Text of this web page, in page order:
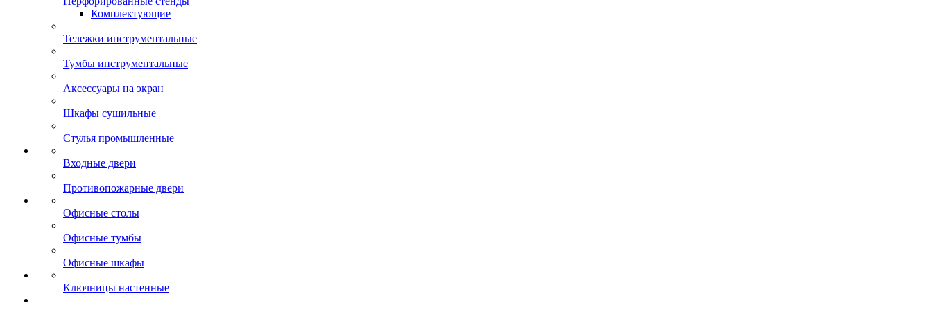
Комплектующие
Тележки инструментальные
Тумбы инструментальные
Аксессуары на экран
Шкафы сушильные
Стулья промышленные
Входные двери
Противопожарные двери
Офисные столы
Офисные тумбы
Офисные шкафы
Ключницы настенные